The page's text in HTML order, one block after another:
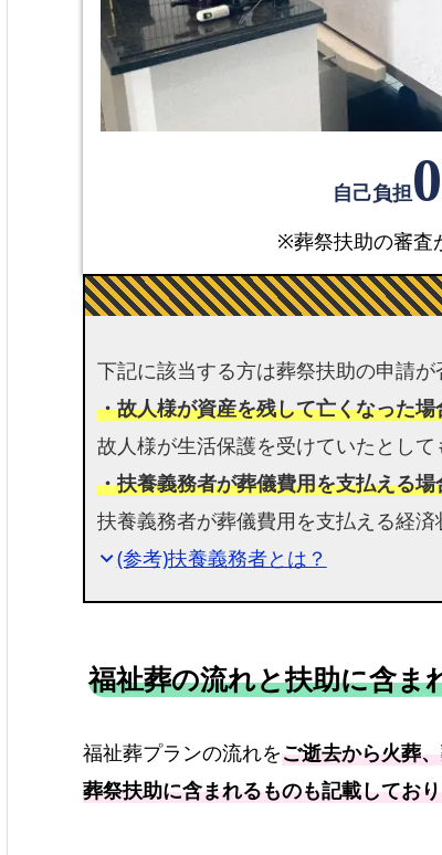
自己負担0
※葬祭扶助の審査
下記に該当する方は葬祭扶助の申請が
・故人様が資産を残して亡くなった場
故人様が生活保護を受けていたとし
・扶養義務者が葬儀費用を支払える場
扶養義務者が葬儀費用を支払える経済
expand_more(参考)扶養義務者とは？
福祉葬の流れと扶助に含ま
福祉葬プランの流れをご逝去から火葬
葬祭扶助に含まれるものも記載してお